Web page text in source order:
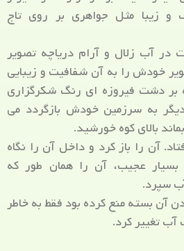
و زیبا مثل جواهری بر روی تاج
در آب زلال و آرام دریاچه تصویر
خودش را به آن شفافیت و زیبایی
بر دشت فیروزه ای رنگ شکرگزاری
به سرزمین خودش بازگردد می
بالای کوه خورشید.
آن را باز کرد و داخل آن را نگاه
عجیب، آن را همان طور که
سپرد.
آن بسته منع کرده بود فقط به خاطر
تغییر کرد.